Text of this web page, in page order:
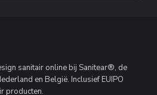
sanitair online bij Sanitear®, de
en België. Inclusief EUIPO
producten.